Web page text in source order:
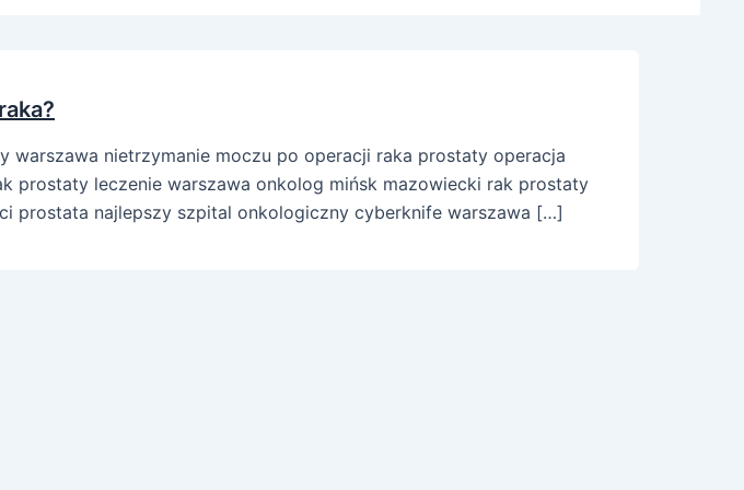
nietrzymanie moczu po operacji raka prostaty operacja
prostaty leczenie warszawa onkolog mińsk mazowiecki rak prostaty
prostata najlepszy szpital onkologiczny cyberknife warszawa […]